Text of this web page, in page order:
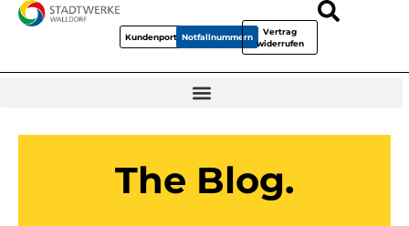
KundenportalNotfallnummern
Vertrag
widerrufen
The Blog.